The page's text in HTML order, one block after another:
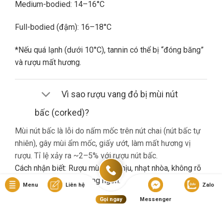
Medium-bodied: 14–16°C
Full-bodied (đậm): 16–18°C
*Nếu quá lạnh (dưới 10°C), tannin có thể bị “đóng băng”
và rượu mất hương.
Vì sao rượu vang đỏ bị mùi nút
bấc (corked)?
Mùi nút bấc là lỗi do nấm mốc trên nút chai (nút bấc tự
nhiên), gây mùi ẩm mốc, giấy ướt, làm mất hương vị
rượu. Tỉ lệ xảy ra ~2–5% với rượu nút bấc.
Cách nhận biết: Rượu mùi khó chịu, nhạt nhòa, không rõ
hương trái cây dù là vang ngon.
Nếu gặp lỗi này, bạn nên liên hệ cửa hàng đổi trả (nếu có
Menu Liên hệ
Gọi ngay Messenger
Zalo